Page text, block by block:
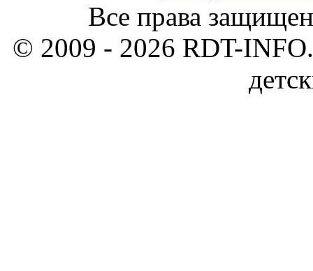
Все права
© 2009 - 2026 RDT-